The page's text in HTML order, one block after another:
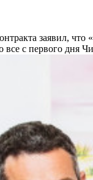
заявил, что
все с первого дня